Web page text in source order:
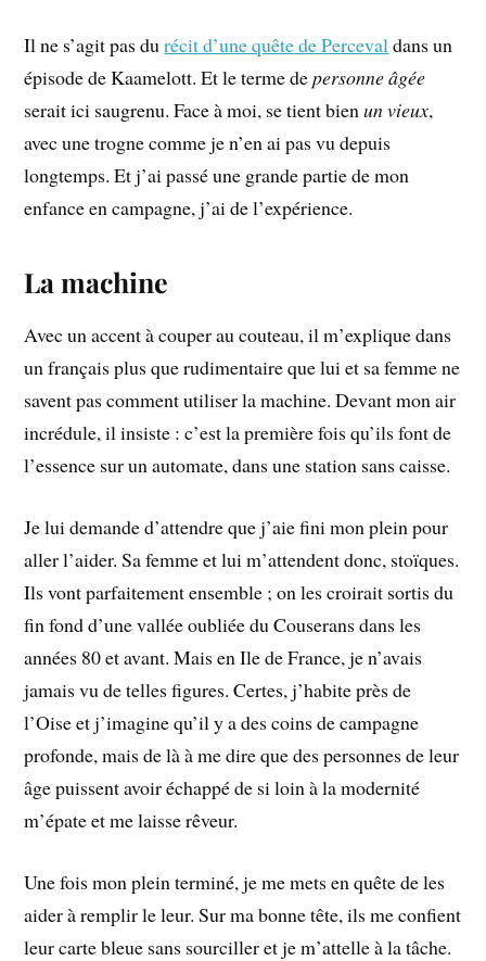
Il ne s’agit pas durécit d’une quête de Percevaldans un
épisode de Kaamelott. Et le terme depersonne âgée
serait ici saugrenu. Face à moi, se tient bienun vieux,
avec une trogne comme je n’en ai pas vu depuis
longtemps. Et j’ai passé une grande partie de mon
enfance en campagne, j’ai de l’expérience.
La machine
Avec un accent à couper au couteau, il m’explique dans
un français plus que rudimentaire que lui et sa femme ne
savent pas comment utiliser la machine. Devant mon air
incrédule, il insiste : c’est la première fois qu’ils font de
l’essence sur un automate, dans une station sans caisse.
Je lui demande d’attendre que j’aie fini mon plein pour
aller l’aider. Sa femme et lui m’attendent donc, stoïques.
Ils vont parfaitement ensemble ; on les croirait sortis du
fin fond d’une vallée oubliée du Couserans dans les
années 80 et avant. Mais en Ile de France, je n’avais
jamais vu de telles figures. Certes, j’habite près de
l’Oise et j’imagine qu’il y a des coins de campagne
profonde, mais de là à me dire que des personnes de leur
âge puissent avoir échappé de si loin à la modernité
m’épate et me laisse rêveur.
Une fois mon plein terminé, je me mets en quête de les
aider à remplir le leur. Sur ma bonne tête, ils me confient
leur carte bleue sans sourciller et je m’attelle à la tâche.